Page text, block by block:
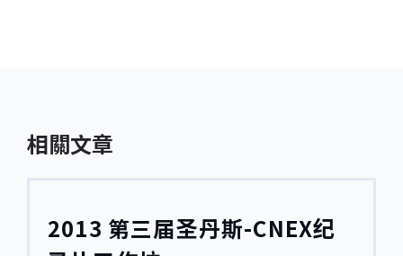
相關文章
2013 第三届圣丹斯-CNEX纪